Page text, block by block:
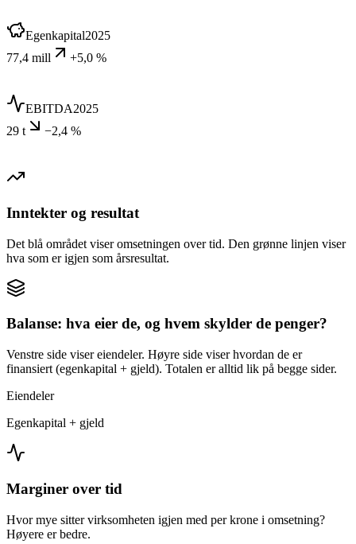
Egenkapital2025
77,4 mill
+5,0 %
EBITDA2025
29 t
−2,4 %
Inntekter og resultat
Det blå området viser omsetningen over tid. Den grønne linjen viser
hva som er igjen som årsresultat.
Balanse: hva eier de, og hvem skylder de penger?
Venstre side viser eiendeler. Høyre side viser hvordan de er
finansiert (egenkapital + gjeld). Totalen er alltid lik på begge sider.
Eiendeler
Egenkapital + gjeld
Marginer over tid
Hvor mye sitter virksomheten igjen med per krone i omsetning?
Høyere er bedre.